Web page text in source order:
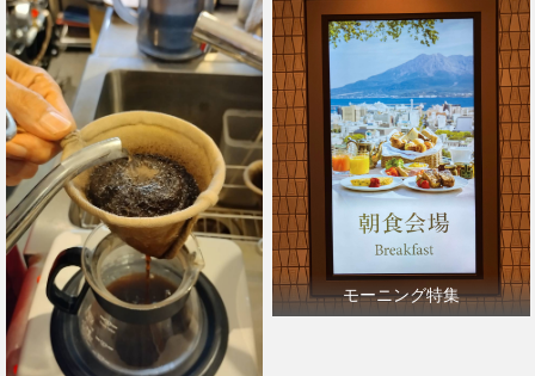
モーニング特集